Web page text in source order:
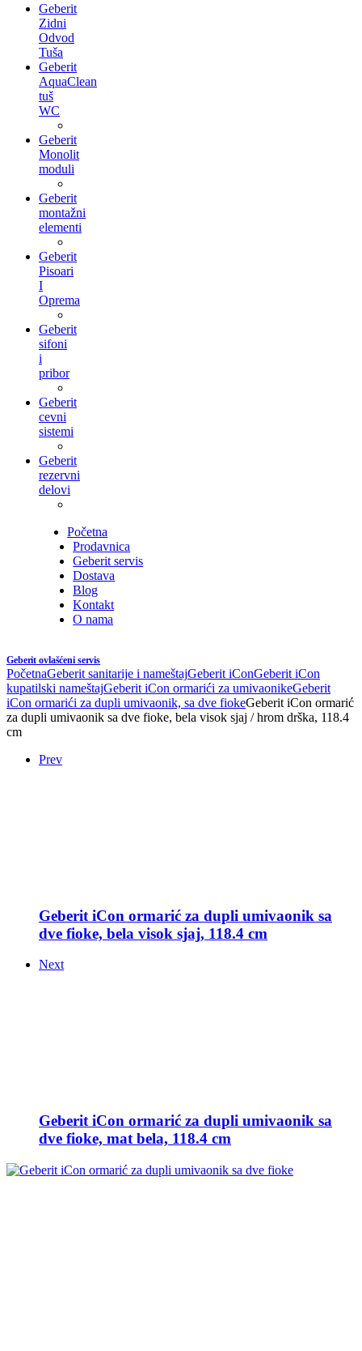
Geberit
Zidni
Odvod
Tuša
Geberit
AquaClean
tuš
WC
Geberit
Monolit
moduli
Geberit
montažni
elementi
Geberit
Pisoari
I
Oprema
Geberit
sifoni
i
pribor
Geberit
cevni
sistemi
Geberit
rezervni
delovi
Početna
Prodavnica
Geberit servis
Dostava
Blog
Kontakt
O nama
Geberit ovlašćeni servis
PočetnaGeberit sanitarije i nameštajGeberit iConGeberit iCon
kupatilski nameštajGeberit iCon ormarići za umivaonikeGeberit
iCon ormarići za dupli umivaonik, sa dve fiokeGeberit iCon ormarić
za dupli umivaonik sa dve fioke, bela visok sjaj / hrom drška, 118.4
cm
Prev
Geberit iCon ormarić za dupli umivaonik sa
dve fioke, bela visok sjaj, 118.4 cm
Next
Geberit iCon ormarić za dupli umivaonik sa
dve fioke, mat bela, 118.4 cm